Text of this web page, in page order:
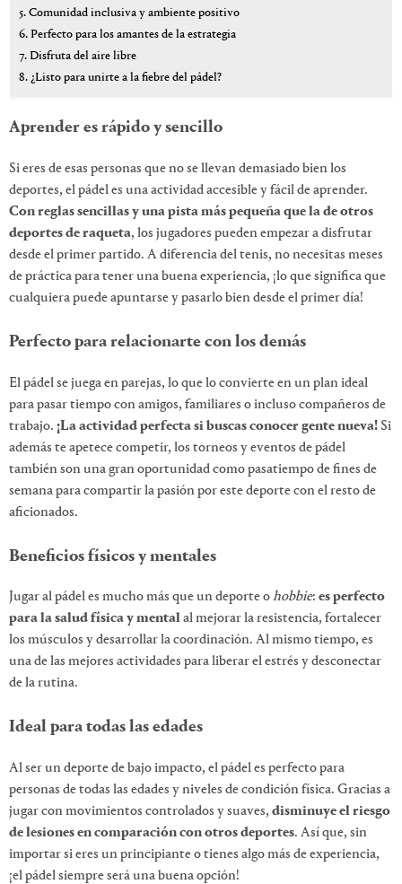
Comunidad inclusiva y ambiente positivo
Perfecto para los amantes de la estrategia
Disfruta del aire libre
¿Listo para unirte a la fiebre del pádel?
Aprender es rápido y sencillo
Si eres de esas personas que no se llevan demasiado bien los
deportes, el pádel es una actividad accesible y fácil de aprender.
Con reglas sencillas y una pista más pequeña que la de otros
deportes de raqueta, los jugadores pueden empezar a disfrutar
desde el primer partido. A diferencia del tenis, no necesitas meses
de práctica para tener una buena experiencia, ¡lo que significa que
cualquiera puede apuntarse y pasarlo bien desde el primer día!
Perfecto para relacionarte con los demás
El pádel se juega en parejas, lo que lo convierte en un plan ideal
para pasar tiempo con amigos, familiares o incluso compañeros de
trabajo. ¡La actividad perfecta si buscas conocer gente nueva!Si
además te apetece competir, los torneos y eventos de pádel
también son una gran oportunidad como pasatiempo de fines de
semana para compartir la pasión por este deporte con el resto de
aficionados.
Beneficios físicos y mentales
Jugar al pádel es mucho más que un deporte ohobbie: es perfecto
para la salud física y mentalal mejorar la resistencia, fortalecer
los músculos y desarrollar la coordinación. Al mismo tiempo, es
una de las mejores actividades para liberar el estrés y desconectar
de la rutina.
Ideal para todas las edades
Al ser un deporte de bajo impacto, el pádel es perfecto para
personas de todas las edades y niveles de condición física. Gracias a
jugar con movimientos controlados y suaves, disminuye el riesgo
de lesiones en comparación con otros deportes. Así que, sin
importar si eres un principiante o tienes algo más de experiencia,
¡el pádel siempre será una buena opción!